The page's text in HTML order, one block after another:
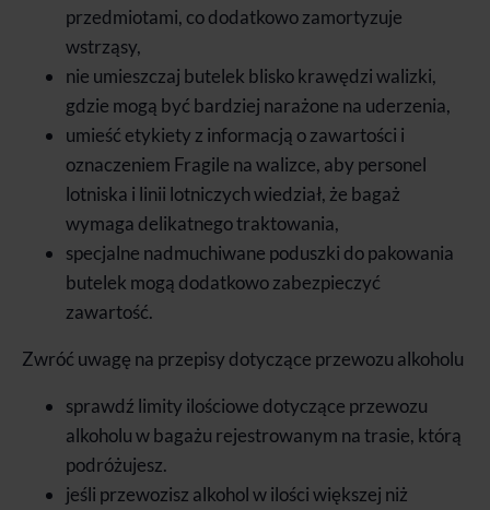
przedmiotami, co dodatkowo zamortyzuje
wstrząsy,
nie umieszczaj butelek blisko krawędzi walizki,
gdzie mogą być bardziej narażone na uderzenia,
umieść etykiety z informacją o zawartości i
oznaczeniem Fragile na walizce, aby personel
lotniska i linii lotniczych wiedział, że bagaż
wymaga delikatnego traktowania,
specjalne nadmuchiwane poduszki do pakowania
butelek mogą dodatkowo zabezpieczyć
zawartość.
Zwróć uwagę na przepisy dotyczące przewozu alkoholu
sprawdź limity ilościowe dotyczące przewozu
alkoholu w bagażu rejestrowanym na trasie, którą
podróżujesz.
jeśli przewozisz alkohol w ilości większej niż